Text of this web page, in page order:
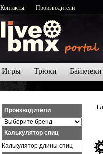
Контакты Производители
Игры Трюки Байкчеки
Производители
Калькулятор спиц
Калькулятор длины спиц